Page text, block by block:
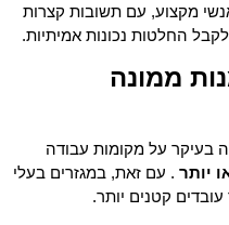
מקצוע, עם תשובות קצרות
החלטות נכונות אמיתיות.
ממונה
בעיקר על מקומות עבודה
. עם זאת, במגזרים בעלי
קטנים יותר.